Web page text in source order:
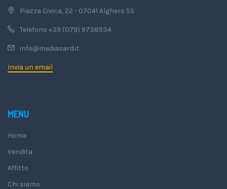
Piazza Civica, 22 - 07041 Alghero SS
Telefono +39 (079) 9738934
info@mediasard.it
Invia un email
MENU
Home
Vendita
Affitto
Chi siamo